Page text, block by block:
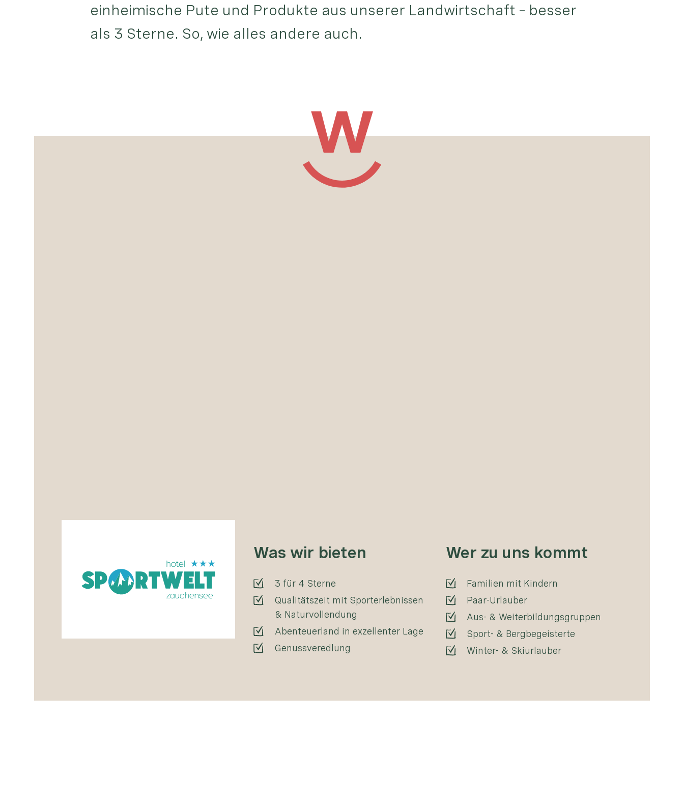
einheimische Pute und Produkte aus unserer Landwirtschaft – besser
als 3 Sterne. So, wie alles andere auch.
Was wir bieten
3 für 4 Sterne
Qualitätszeit mit Sporterlebnissen
& Naturvollendung
Abenteuerland in exzellenter Lage
Genussveredlung
Wer zu uns kommt
Familien mit Kindern
Paar-Urlauber
Aus- & Weiterbildungsgruppen
Sport- & Bergbegeisterte
Winter- & Skiurlauber